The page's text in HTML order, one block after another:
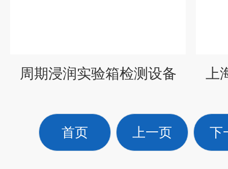
周期浸润实验箱检测设备
首页 上一页 下